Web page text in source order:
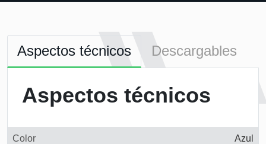
Aspectos técnicos Descargables
Aspectos técnicos
Color Azul